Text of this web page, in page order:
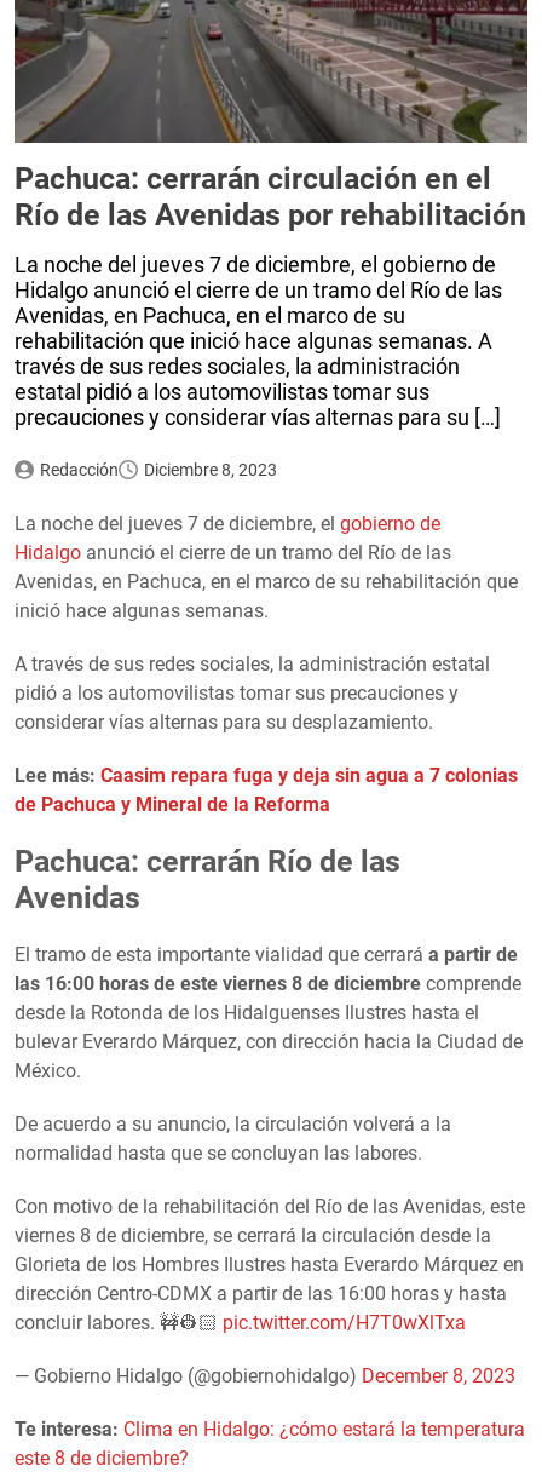
Pachuca: cerrarán circulación en el
Río de las Avenidas por rehabilitación
La noche del jueves 7 de diciembre, el gobierno de
Hidalgo anunció el cierre de un tramo del Río de las
Avenidas, en Pachuca, en el marco de su
rehabilitación que inició hace algunas semanas. A
través de sus redes sociales, la administración
estatal pidió a los automovilistas tomar sus
precauciones y considerar vías alternas para su […]
Redacción Diciembre 8, 2023
La noche del jueves 7 de diciembre, el gobierno de
Hidalgo anunció el cierre de un tramo del Río de las
Avenidas, en Pachuca, en el marco de su rehabilitación que
inició hace algunas semanas.
A través de sus redes sociales, la administración estatal
pidió a los automovilistas tomar sus precauciones y
considerar vías alternas para su desplazamiento.
Lee más: Caasim repara fuga y deja sin agua a 7 colonias
de Pachuca y Mineral de la Reforma
Pachuca: cerrarán Río de las
Avenidas
El tramo de esta importante vialidad que cerrará a partir de
las 16:00 horas de este viernes 8 de diciembre comprende
desde la Rotonda de los Hidalguenses Ilustres hasta el
bulevar Everardo Márquez, con dirección hacia la Ciudad de
México.
De acuerdo a su anuncio, la circulación volverá a la
normalidad hasta que se concluyan las labores.
Con motivo de la rehabilitación del Río de las Avenidas, este
viernes 8 de diciembre, se cerrará la circulación desde la
Glorieta de los Hombres Ilustres hasta Everardo Márquez en
dirección Centro-CDMX a partir de las 16:00 horas y hasta
concluir labores. 🚧👷🏻 pic.twitter.com/H7T0wXlTxa
— Gobierno Hidalgo (@gobiernohidalgo) December 8, 2023
Te interesa: Clima en Hidalgo: ¿cómo estará la temperatura
este 8 de diciembre?